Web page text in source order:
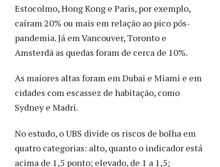
Estocolmo, Hong Kong e Paris, por exemplo,
caíram 20% ou mais em relação ao pico pós-
pandemia. Já em Vancouver, Toronto e
Amsterdã as quedas foram de cerca de 10%.
As maiores altas foram em Dubai e Miami e em
cidades com escassez de habitação, como
Sydney e Madri.
No estudo, o UBS divide os riscos de bolha em
quatro categorias: alto, quanto o indicador está
acima de 1,5 ponto; elevado, de 1 a 1,5;